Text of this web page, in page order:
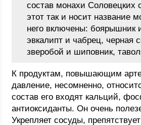
состав монахи Соловецких
этот так и носит название
него включены: боярышник
эвкалипт и чабрец, черная
зверобой и шиповник,
К продуктам, повышающим
давление, несомненно,
состав его входят кальций,
антиоксиданты. Он очень
Укрепляет сосуды,